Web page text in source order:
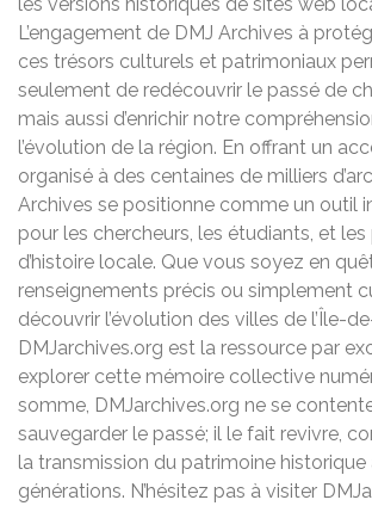
L’engagement de DMJ Archives à
ces trésors culturels et patrimoniaux
seulement de redécouvrir le passé de
mais aussi d’enrichir notre
l’évolution de la région. En offrant un
organisé à des centaines de milliers
Archives se positionne comme un outil
pour les chercheurs, les étudiants, et les
d’histoire locale. Que vous soyez en
renseignements précis ou simplement
découvrir l’évolution des villes de l’Île-
DMJarchives.org est la ressource par
explorer cette mémoire collective
somme, DMJarchives.org ne se
sauvegarder le passé; il le fait revivre,
la transmission du patrimoine historique
générations. N’hésitez pas à visiter